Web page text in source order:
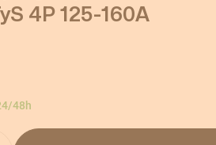
4P 125-160A
48h